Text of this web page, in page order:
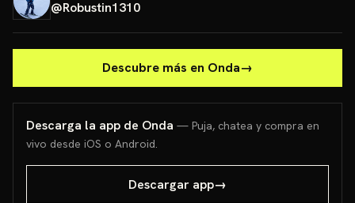
@Robustin1310
Descubre más en Onda→
Descarga la app de Onda — Puja, chatea y compra en
vivo desde iOS o Android.
Descargar app→